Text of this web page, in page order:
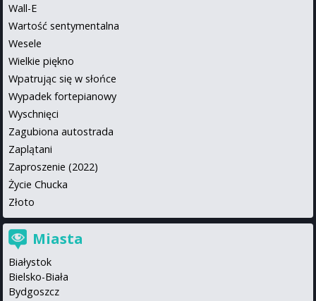
Wall-E
Wartość sentymentalna
Wesele
Wielkie piękno
Wpatrując się w słońce
Wypadek fortepianowy
Wyschnięci
Zagubiona autostrada
Zaplątani
Zaproszenie (2022)
Życie Chucka
Złoto
Miasta
Białystok
Bielsko-Biała
Bydgoszcz